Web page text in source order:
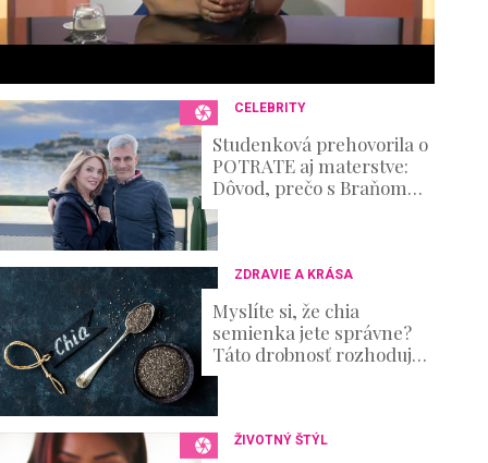
CELEBRITY
Studenková prehovorila o
POTRATE aj materstve:
Dôvod, prečo s Braňom
nemajú deti
ZDRAVIE A KRÁSA
Myslíte si, že chia
semienka jete správne?
Táto drobnosť rozhoduje
o tom, koľko živín vaše
ŽIVOTNÝ ŠTÝL